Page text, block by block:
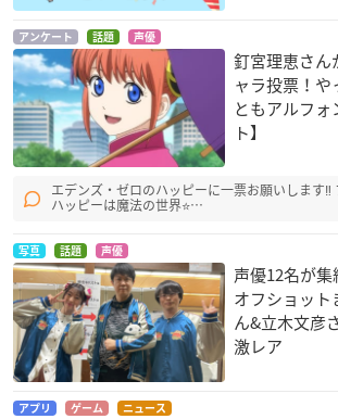
東京喰種トーキョー
グール√A
鈴屋什造
ガールフレンド(仮)
加賀美茉莉
ワールドトリガー
小南桐絵
selector spread WI
XOSS
浦添伊緒奈（ウリ
アンケート 話題 声優
釘宮理恵さん
ャラ投票！
ともアルフォ
ト】
エデンズ・ゼロのハッピーに一票お願いします‼️
ハッピーは魔法の世界⭐…
写真 話題 声優
声優12名が集
オフショット
ん&立木文彦
激レア
アプリ ゲーム ニュース